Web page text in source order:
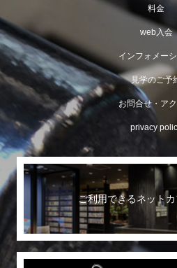
料金
web入会
インフォメー
見学のご予
お問合せ・ア
privacy
ご利用できるネット